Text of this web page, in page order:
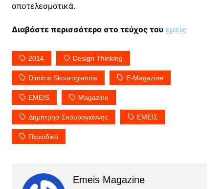
αποτελεσματικά.
Διαβάστε περισσότερα στο τεύχος του εμείς
2014 Design Thinking
Dimitris Skourogiannis E-Magazine
EMEIS Magazine
Δημήτρησ Σκουρογιάννης ΕΜΕΙΣ
Περιοδικό
Emeis Magazine